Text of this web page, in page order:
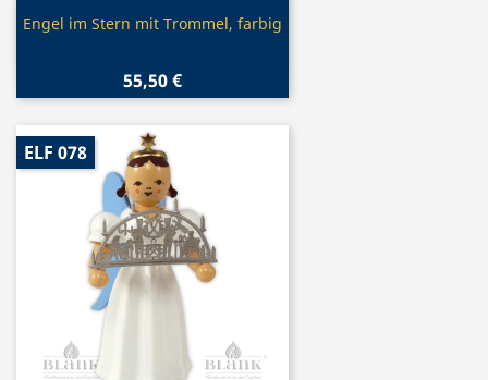
Vorschau
Engel im Stern mit Trommel, farbig
55,50 €
ELF 078